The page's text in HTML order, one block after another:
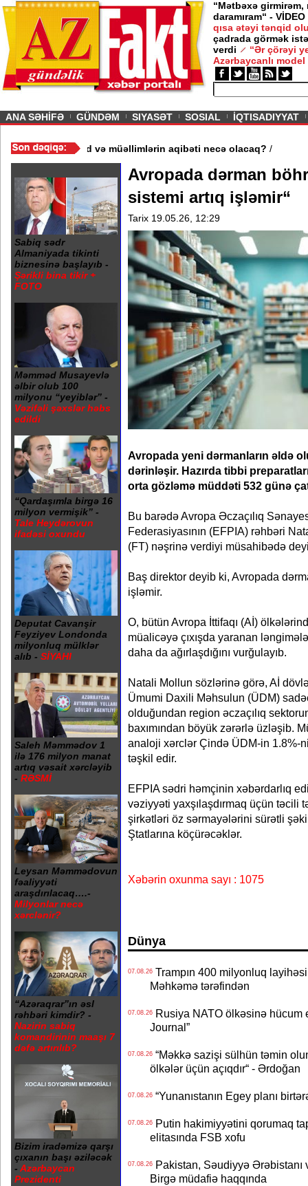
“Mətbəxə girmirəm,
daramıram“ - VİDEO
qısa ətəyi tənqid
çadrada görmək
verdi
“Ər çörəyi
Azərbaycanlı model
ANA SƏHİFƏ GÜNDƏM SIYASƏT SOSIAL İQTISADIYYAT
məktəb bağlandı - Şagird və müəllimlərin aqibəti necə olacaq?
Sabiq sədr
Almaniyada tikinti
biznesinə başlayıb -
Şərikli bina tikir +
FOTO
Məmməd Musayevlə
əlbir olub 100
milyonu “yeyiblər” -
Vəzifəli şəxslər həbs
edildi
“Qardaşımla birgə 16
milyon vermişik” -
Tale Heydərovun
ifadəsi oxundu
Deputat Cavanşir
Feyziyev Londonda
milyonluq mülklər
alıb - SİYAHI
Saleh Məmmədov 1
ilə 176 milyon manat
artıq vəsait xərcləyib
- RƏSMİ
Leysan Məmmədovun
fəaliyyəti
araşdırılacaq….-
Milyonlar necə
xərclənir?
“Azəraqrar”ın əsl
rəhbəri kimdir? -
Nazirin sabiq
komandirinin maaşı 7
dəfə artırılıb?
Bizim iradəmizə qarşı
çıxanın başı əziləcək
- Azərbaycan
Prezidenti
Avropada dərman
sistemi artıq işləmir“
Tarix 19.05.26, 12:29
Avropada yeni dərmanların əldə
dərinləşir. Hazırda tibbi
orta gözləmə müddəti 532 günə
Bu barədə Avropa Əczaçılıq
Federasiyasının (EFPIA) rəhbəri
(FT) nəşrinə verdiyi müsahibədə
Baş direktor deyib ki, Avropada
işləmir.
O, bütün Avropa İttifaqı (Aİ)
müalicəyə çıxışda yaranan
daha da ağırlaşdığını vurğulayıb.
Natali Mollun sözlərinə görə, Aİ
Ümumi Daxili Məhsulun (ÜDM)
olduğundan region əczaçılıq
baxımından böyük zərərlə üzləşib.
analoji xərclər Çində ÜDM-in 1.8%-
təşkil edir.
EFPIA sədri həmçinin xəbərdarlıq
vəziyyəti yaxşılaşdırmaq üçün təcili
şirkətləri öz sərmayələrini sürətli
Ştatlarına köçürəcəklər.
Xəbərin oxunma sayı : 1075
Dünya
07.08.26Trampın 400 milyonluq
Məhkəmə tərəfindən
07.08.26Rusiya NATO ölkəsinə hücum
Journal”
07.08.26“Məkkə sazişi sülhün təmin
ölkələr üçün açıqdır“ - Ərdoğan
07.08.26“Yunanıstanın Egey planı
07.08.26Putin hakimiyyətini qorumaq
elitasında FSB xofu
07.08.26Pakistan, Səudiyyə Ərəbistanı
Birgə müdafiə haqqında